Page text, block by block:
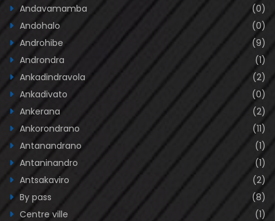
Andavamamba
(0)
Andohalo
(0)
Androhibe
(9)
Androndra
(1)
Ankadindravola
(2)
Ankadivato
(0)
Ankerana
(2)
Ankorondrano
(11)
Antanandrano
(1)
Antaninandro
(1)
Antsakaviro
(2)
By pass
(8)
Centre ville
(1)